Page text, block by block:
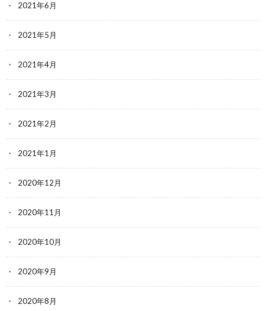
2021年6月
2021年5月
2021年4月
2021年3月
2021年2月
2021年1月
2020年12月
2020年11月
2020年10月
2020年9月
2020年8月